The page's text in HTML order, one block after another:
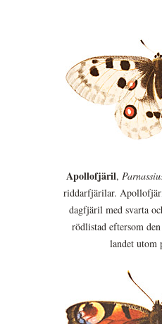
Apollofjäril,
riddarfjärilar.
dagfjäril med svarta
rödlistad eftersom
landet utom